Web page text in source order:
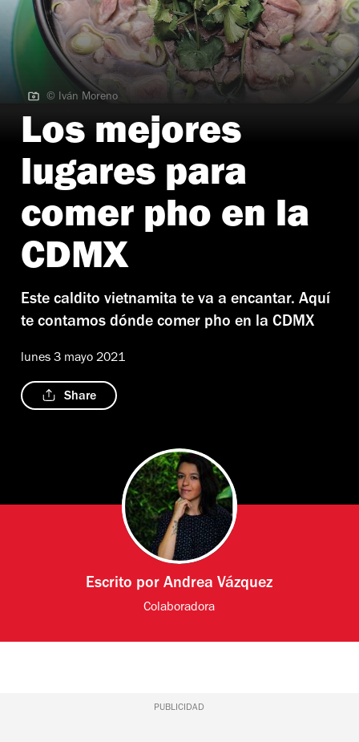
© Iván Moreno
© Iván Moreno
Los mejores
lugares para
comer pho en la
CDMX
Este caldito vietnamita te va a encantar. Aquí
te contamos dónde comer pho en la CDMX
lunes 3 mayo 2021
Share
Escrito porAndrea Vázquez
Colaboradora
PUBLICIDAD